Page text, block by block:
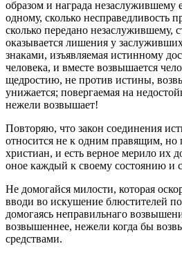
образом и награда незаслужившему
одному, сколько несправедливость
сколько передано незаслужившему,
оказывается лишения у
знаками, изъявляемая истинному
человека, и вместе возвышается
щедростию, не против истины,
унижается; повергаемая на
нежели возвышает!
Повторяю, что закон соединения
относится не к одним правящим, но
христиан, и есть верное мерило их
оное каждый к своему состоянию и
Не домогайся милости, которая
вводи во искушение блюстителей
домогаясь неправильнаго
возвышеннее, нежели когда бы
средствами.